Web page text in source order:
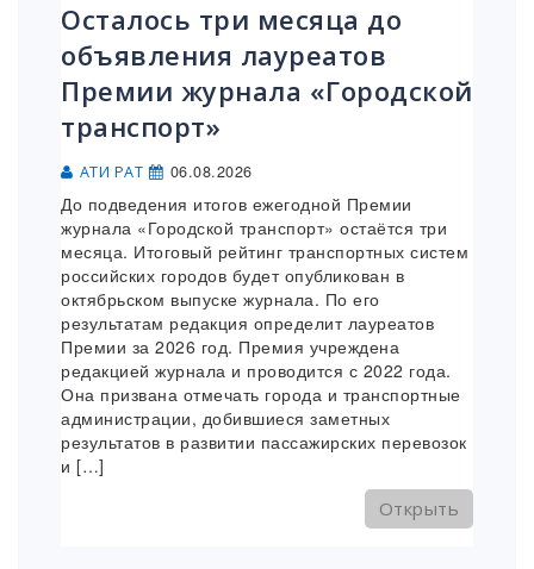
Осталось три месяца до
объявления лауреатов
Премии журнала «Городской
транспорт»
АТИ РАТ 06.08.2026
До подведения итогов ежегодной Премии
журнала «Городской транспорт» остаётся три
месяца. Итоговый рейтинг транспортных систем
российских городов будет опубликован в
октябрьском выпуске журнала. По его
результатам редакция определит лауреатов
Премии за 2026 год. Премия учреждена
редакцией журнала и проводится с 2022 года.
Она призвана отмечать города и транспортные
администрации, добившиеся заметных
результатов в развитии пассажирских перевозок
и […]
Открыть